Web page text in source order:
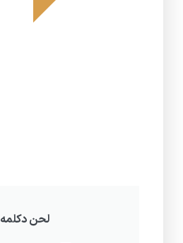
لحن دکلمه